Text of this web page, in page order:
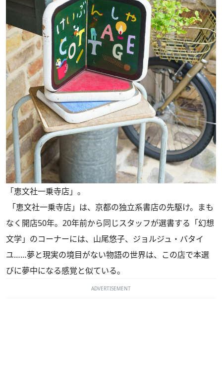
「恵文社一乗寺店」。
「恵文社一乗寺店」は、京都の独立系書店の先駆け。まも
なく開店50年。20年前から同じスタッフが選書する「幻想
文学」のコーナーには、山尾悠子、ジョルジュ・バタイ
ユ……夢と現実の境目がない物語の世界は、この店で本選
びに夢中になる感覚と似ている。
ADVERTISEMENT